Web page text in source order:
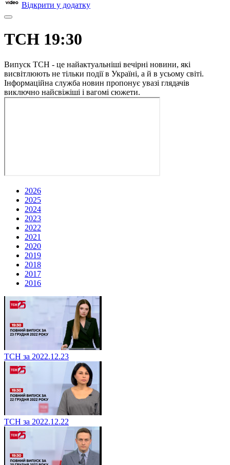
Відкрити у додатку
ТСН 19:30
Випуск ТСН - це найактуальніші вечірні новини, які
висвітлюють не тільки події в Україні, а й в усьому світі.
Інформаційна служба новин пропонує увазі глядачів
виключно найсвіжіші і вагомі сюжети.
2026
2025
2024
2023
2022
2021
2020
2019
2018
2017
2016
ТСН за 2022.12.23
ТСН за 2022.12.22